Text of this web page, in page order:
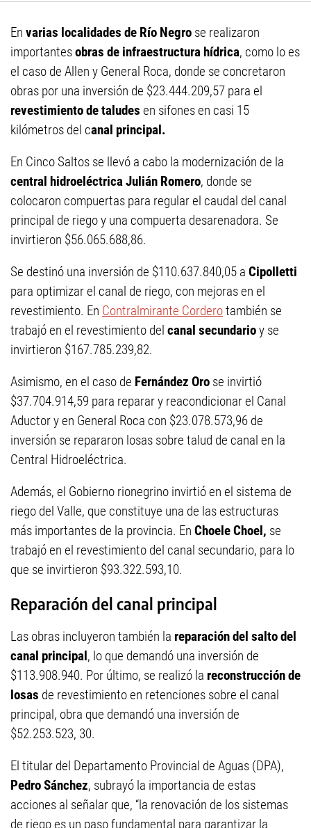
En varias localidades de Río Negro se realizaron
importantesobras de infraestructura hídrica, como lo es
el caso de Allen y General Roca, donde se concretaron
obras por una inversión de $23.444.209,57 para el
revestimiento de taludes en sifones en casi 15
kilómetros del canal principal.
En Cinco Saltos se llevó a cabo la modernización de la
central hidroeléctrica Julián Romero, donde se
colocaron compuertas para regular el caudal del canal
principal de riego y una compuerta desarenadora. Se
invirtieron $56.065.688,86.
Se destinó una inversión de $110.637.840,05 a Cipolletti
para optimizar el canal de riego, con mejoras en el
revestimiento. En Contralmirante Corderotambién se
trabajó en el revestimiento del canal secundarioy se
invirtieron $167.785.239,82.
Asimismo, en el caso de Fernández Oro se invirtió
$37.704.914,59 para reparar y reacondicionar el Canal
Aductor y en General Roca con $23.078.573,96 de
inversión se repararon losas sobre talud de canal en la
Central Hidroeléctrica.
Además, el Gobierno rionegrino invirtió en el sistema de
riego del Valle, que constituye una de las estructuras
más importantes de la provincia. En Choele Choel, se
trabajó en el revestimiento del canal secundario, para lo
que se invirtieron $93.322.593,10.
Reparación del canal principal
Las obras incluyeron también la reparación del salto del
canal principal, lo que demandó una inversión de
$113.908.940. Por último, se realizó la reconstrucción de
losas de revestimiento en retenciones sobre el canal
principal, obra que demandó una inversión de
$52.253.523, 30.
El titular del Departamento Provincial de Aguas (DPA),
Pedro Sánchez, subrayó la importancia de estas
acciones al señalar que, “la renovación de los sistemas
de riego es un paso fundamental para garantizar la